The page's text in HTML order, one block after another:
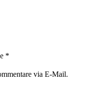
*
via E-Mail.